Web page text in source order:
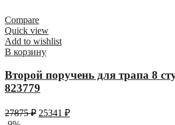
Compare
Quick view
Add to wishlist
В корзину
Второй поручень для трапа 8
823779
27875₽ 25341 ₽